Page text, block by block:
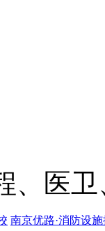
、医
南京优路·消防设